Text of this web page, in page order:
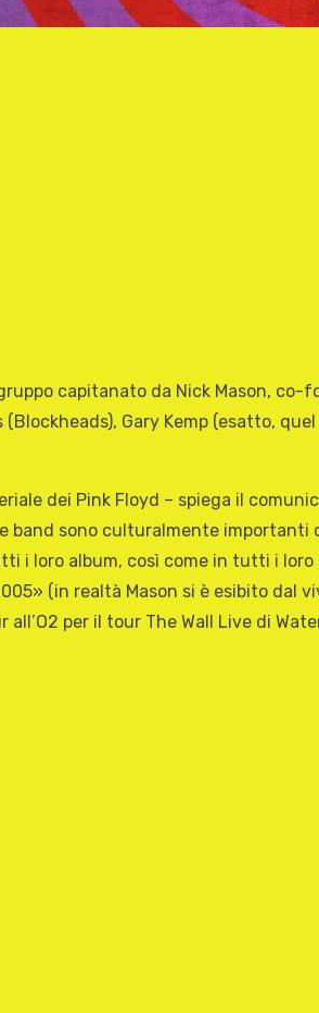
capitanato da Nick Mason,
Gary Kemp (esatto,
dei Pink Floyd – spiega il
band sono culturalmente
i loro album, così come in tutti i
(in realtà Mason si è esibito dal
per il tour The Wall Live di